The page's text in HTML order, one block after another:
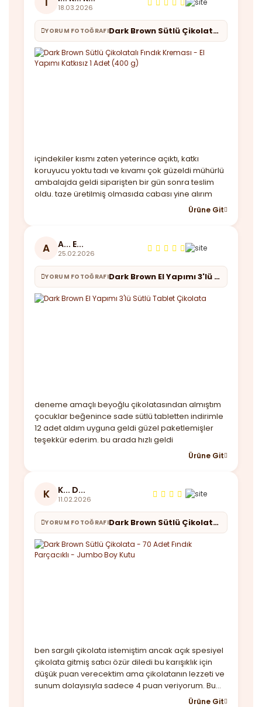
18.03.2026
YORUM FOTOĞRAFI Dark Brown Sütlü Çikolatalı Fındık Kreması - El Yapımı Katkısız 1 Adet (400 g)
içindekiler kısmı zaten yeterince açıktı, katkı
koruyucu yoktu tadı ve kıvamı çok güzeldi mühürlü
ambalajda geldi siparişten bir gün sonra teslim
oldu. taze üretilmiş olmasıda cabası yine alırım
Ürüne Git
A A... E...
25.02.2026
YORUM FOTOĞRAFI Dark Brown El Yapımı 3'lü Sütlü Tablet Çikolata
deneme amaçlı beyoğlu çikolatasından almıştım
çocuklar beğenince sade sütlü tabletten indirimle
12 adet aldım uyguna geldi güzel paketlemişler
teşekkür ederim. bu arada hızlı geldi
Ürüne Git
K K... D...
11.02.2026
YORUM FOTOĞRAFI Dark Brown Sütlü Çikolata - 70 Adet Fındık Parçacıklı - Jumbo Boy Kutu
ben sargılı çikolata istemiştim ancak açık spesiyel
çikolata gitmiş satıcı özür diledi bu karışıklık için
düşük puan verecektim ama çikolatanın lezzeti ve
sunum dolayısıyla sadece 4 puan veriyorum. Bu
arada kutu baya büyük çikolatalar lezzetli taşıma
Ürüne Git